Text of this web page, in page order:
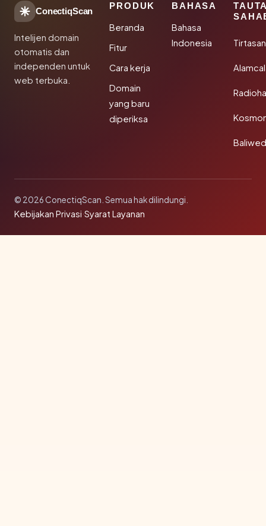
ConectiqScan
Intelijen domain
otomatis dan
independen untuk
web terbuka.
PRODUK
Beranda
Fitur
Cara kerja
Domain
yang baru
diperiksa
BAHASA
Bahasa
Indonesia
© 2026 ConectiqScan. Semua hak dilindungi.
Kebijakan Privasi·Syarat Layanan